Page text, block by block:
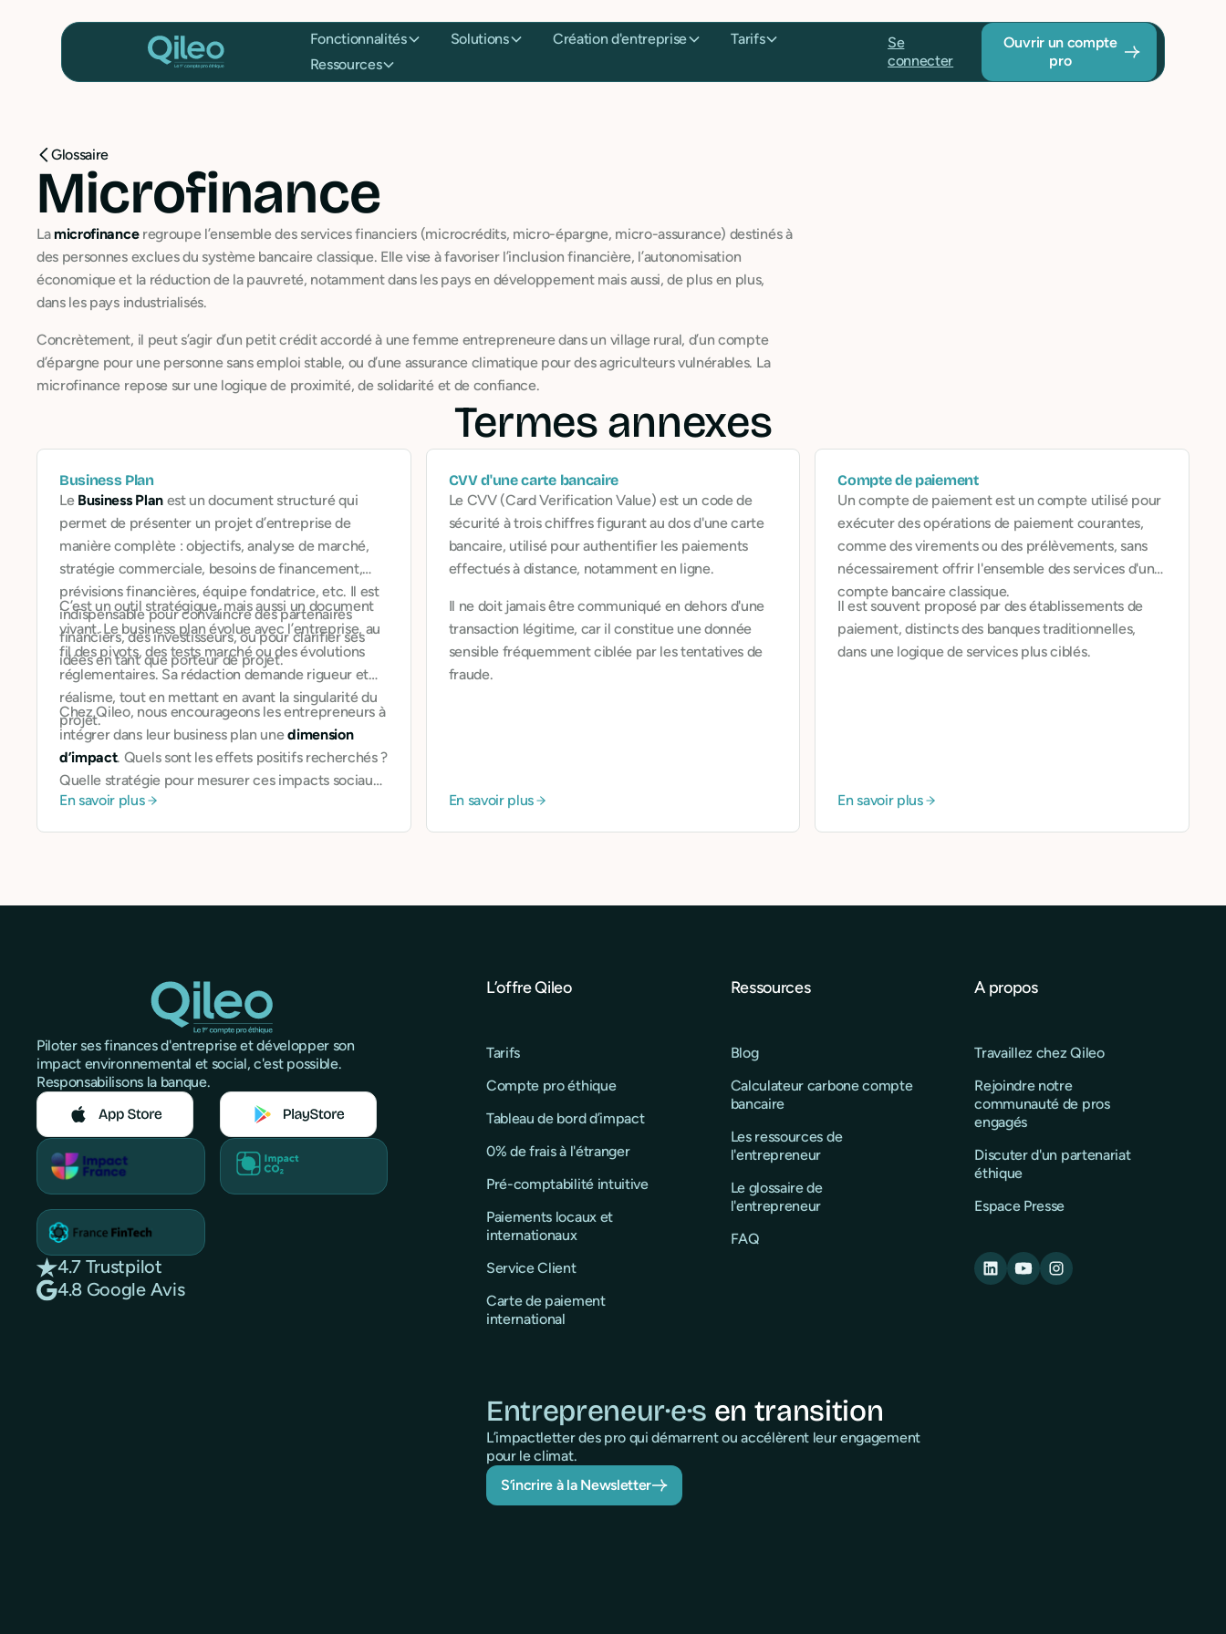
Fonctionnalités Solutions Création d'entreprise
Tarifs
Ressources
Se
connecter
Ouvrir un compte
pro
Glossaire
Microfinance
Lamicrofinanceregroupe l’ensemble des services financiers (microcrédits, micro-épargne, micro-assurance) destinés à
des personnes exclues du système bancaire classique. Elle vise à favoriser l’inclusion financière, l’autonomisation
économique et la réduction de la pauvreté, notamment dans les pays en développement mais aussi, de plus en plus,
dans les pays industrialisés.
Concrètement, il peut s’agir d’un petit crédit accordé à une femme entrepreneure dans un village rural, d’un compte
d’épargne pour une personne sans emploi stable, ou d’une assurance climatique pour des agriculteurs vulnérables. La
microfinance repose sur une logique de proximité, de solidarité et de confiance.
Termes annexes
Business Plan
Le Business Planest un document structuré qui
permet de présenter un projet d’entreprise de
manière complète : objectifs, analyse de marché,
stratégie commerciale, besoins de financement,
prévisions financières, équipe fondatrice, etc. Il est
indispensable pour convaincre des partenaires
financiers, des investisseurs, ou pour clarifier ses
idées en tant que porteur de projet.
C’est un outil stratégique, mais aussi un document
vivant. Le business plan évolue avec l’entreprise, au
fil des pivots, des tests marché ou des évolutions
réglementaires. Sa rédaction demande rigueur et
réalisme, tout en mettant en avant la singularité du
projet.
Chez Qileo, nous encourageons les entrepreneurs à
intégrer dans leur business plan unedimension
d’impact. Quels sont les effets positifs recherchés ?
Quelle stratégie pour mesurer ces impacts sociaux
ou environnementaux ? Comment se différencier
En savoir plus
CVV d'une carte bancaire
Le CVV (Card Verification Value) est un code de
sécurité à trois chiffres figurant au dos d'une carte
bancaire, utilisé pour authentifier les paiements
effectués à distance, notamment en ligne.
Il ne doit jamais être communiqué en dehors d'une
transaction légitime, car il constitue une donnée
sensible fréquemment ciblée par les tentatives de
fraude.
En savoir plus
Compte de paiement
Un compte de paiement est un compte utilisé pour
exécuter des opérations de paiement courantes,
comme des virements ou des prélèvements, sans
nécessairement offrir l'ensemble des services d'un
compte bancaire classique.
Il est souvent proposé par des établissements de
paiement, distincts des banques traditionnelles,
dans une logique de services plus ciblés.
En savoir plus
Piloter ses finances d'entreprise et développer son
impact environnemental et social, c'est possible.
Responsabilisons la banque.
4.7 Trustpilot
4.8 Google Avis
L’offre Qileo
Tarifs
Compte pro éthique
Tableau de bord d’impact
0% de frais à l'étranger
Pré-comptabilité intuitive
Paiements locaux et
internationaux
Service Client
Carte de paiement
international
Ressources
Blog
Calculateur carbone compte
bancaire
Les ressources de
l'entrepreneur
Le glossaire de
l'entrepreneur
FAQ
A propos
Travaillez chez Qileo
Rejoindre notre
communauté de pros
engagés
Discuter d'un partenariat
éthique
Espace Presse
Entrepreneur·e·s en transition
L’impactletter des pro qui démarrent ou accélèrent leur engagement
pour le climat.
S’incrire à la Newsletter